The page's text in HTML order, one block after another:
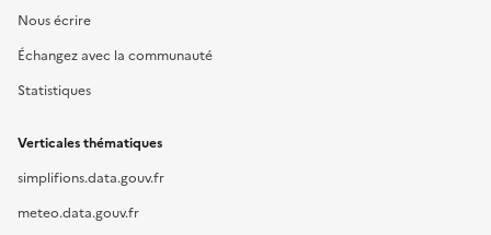
Nous écrire
Échangez avec la communauté
Statistiques
Verticales thématiques
simplifions.data.gouv.fr
meteo.data.gouv.fr